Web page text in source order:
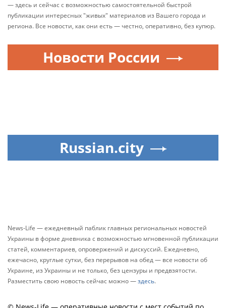
— здесь и сейчас с возможностью самостоятельной быстрой
публикации интересных "живых" материалов из Вашего города и
региона. Все новости, как они есть — честно, оперативно, без купюр.
Новости России
Russian.city
News-Life — ежедневный паблик главных региональных новостей
Украины в форме дневника с возможностью мгновенной публикации
статей, комментариев, опровержений и дискуссий. Ежедневно,
ежечасно, круглые сутки, без перерывов на обед — все новости об
Украине, из Украины и не только, без цензуры и предвзятости.
Разместить свою новость сейчас можно —здесь.